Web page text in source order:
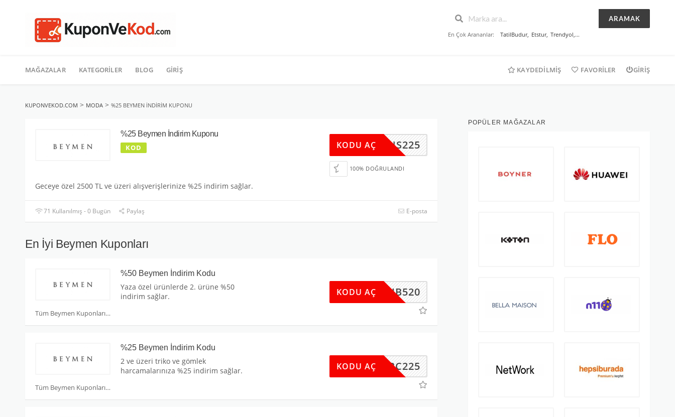
ARAMAK
En Çok Arananlar: TatilBudur, Etstur, Trendyol,...
geç
MAĞAZALAR KATEGORILER BLOG GIRIŞ KAYDEDILMIŞ FAVORILER GIRIŞ
KUPONVEKOD.COM > MODA > %25 BEYMEN İNDIRIM KUPONU
%25 Beymen İndirim Kuponu
KOD LNS225
KODU AÇ
100% DOĞRULANDI
Geceye özel 2500 TL ve üzeri alışverişlerinize %25 indirim sağlar.
71 Kullanılmış - 0 Bugün Paylaş E-posta
En İyi Beymen Kuponları
Tüm Beymen Kuponları
%50 Beymen İndirim Kodu
Yaza özel ürünlerde 2. ürüne %50
indirim sağlar.
CLUB520
KODU AÇ
Tüm Beymen Kuponları
%25 Beymen İndirim Kodu
2 ve üzeri triko ve gömlek
harcamalarınıza %25 indirim sağlar.
BC225
KODU AÇ
POPÜLER MAĞAZALAR